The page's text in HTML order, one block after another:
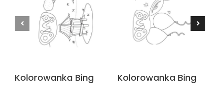
Kolorowanka Bing
Kolorowanka Bing